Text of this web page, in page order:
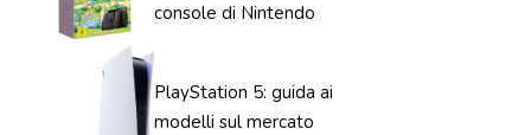
console di Nintendo
PlayStation 5: guida ai
modelli sul mercato